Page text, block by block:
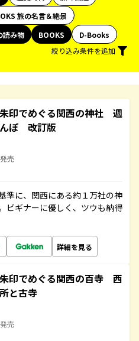
旅の名言＆絶景
読み物 BOOKS
D-Books
絞り込み条件を追加
印でめぐる関西の神社 週
ぽ 改訂版
売
準に、関西にある約１万社の神
ビギナーに優しく、ツウも納得
詳細を見る
印でめぐる関西の百寺 西
と古寺
売